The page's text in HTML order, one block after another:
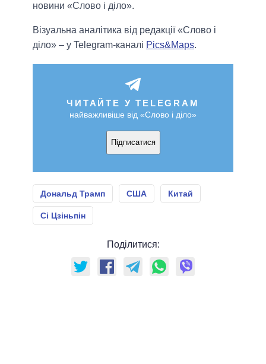
новини «Слово і діло».
Візуальна аналітика від редакції «Слово і
діло» – у Telegram-каналі Pics&Maps.
ЧИТАЙТЕ У TELEGRAM
найважливіше від «Слово і діло»
Підписатися
Дональд Трамп США Китай
Сі Цзіньпін
Поділитися: